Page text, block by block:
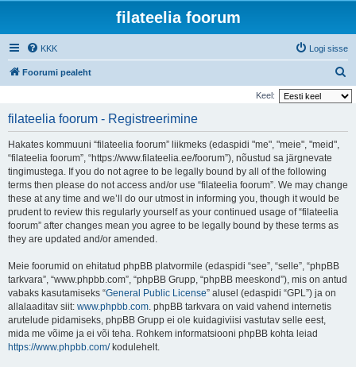
filateelia foorum
KKK Logi sisse
Foorumi pealeht
t
Keel:
filateelia foorum - Registreerimine
Hakates kommuuni “filateelia foorum” liikmeks (edaspidi "me", "meie", "meid",
“filateelia foorum”, “https://www.filateelia.ee/foorum”), nõustud sa järgnevate
tingimustega. If you do not agree to be legally bound by all of the following
terms then please do not access and/or use “filateelia foorum”. We may change
these at any time and we’ll do our utmost in informing you, though it would be
prudent to review this regularly yourself as your continued usage of “filateelia
foorum” after changes mean you agree to be legally bound by these terms as
they are updated and/or amended.
Meie foorumid on ehitatud phpBB platvormile (edaspidi “see”, “selle”, “phpBB
tarkvara”, “www.phpbb.com”, “phpBB Grupp, “phpBB meeskond”), mis on antud
vabaks kasutamiseks “General Public License” alusel (edaspidi “GPL”) ja on
allalaaditav siit: www.phpbb.com. phpBB tarkvara on vaid vahend internetis
arutelude pidamiseks, phpBB Grupp ei ole kuidagiviisi vastutav selle eest,
mida me võime ja ei või teha. Rohkem informatsiooni phpBB kohta leiad
https://www.phpbb.com/kodulehelt.